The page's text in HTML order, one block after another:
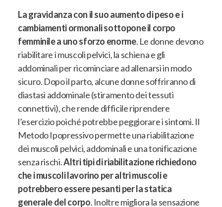
La gravidanza con il suo aumento di peso e i
cambiamenti ormonali sottopone il corpo
femminile a uno sforzo enorme. Le donne devono
riabilitare i muscoli pelvici, la schiena e gli
addominali per ricominciare ad allenarsi in modo
sicuro. Dopo il parto, alcune donne soffriranno di
diastasi addominale (stiramento dei tessuti
connettivi), che rende difficile riprendere
l’esercizio poiché potrebbe peggiorare i sintomi. Il
Metodo Ipopressivo permette una riabilitazione
dei muscoli pelvici, addominali e una tonificazione
senza rischi.Altri tipi di riabilitazione richiedono
che i muscoli lavorino per altri muscoli e
potrebbero essere pesanti per la statica
generale del corpo. Inoltre migliora la sensazione